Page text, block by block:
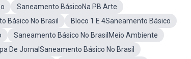
Saneamento BásicoNa PB Arte
Básico No Brasil
Bloco 1 E 4Saneamento Básico
Saneamento Básico No BrasilMeio Ambiente
De JornalSaneamento Básico No Brasil